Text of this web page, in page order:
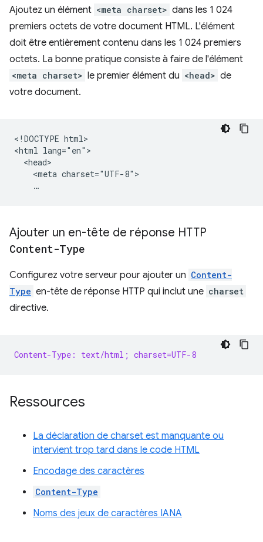
Ajoutez un élément <meta charset> dans les 1 024
premiers octets de votre document HTML. L'élément
doit être entièrement contenu dans les 1 024 premiers
octets. La bonne pratique consiste à faire de l'élément
<meta charset> le premier élément du <head> de
votre document.
<!DOCTYPE html>
<html lang="en">
  <head>
    <meta charset="UTF-8">
Ajouter un en-tête de réponse HTTP
Content-Type
Configurez votre serveur pour ajouter un Content-
Type en-tête de réponse HTTP qui inclut une charset
directive.
Content-Type: text/html; charset=UTF-8
Ressources
La déclaration de charset est manquante ou
intervient trop tard dans le code HTML
Encodage des caractères
Content-Type
Noms des jeux de caractères IANA